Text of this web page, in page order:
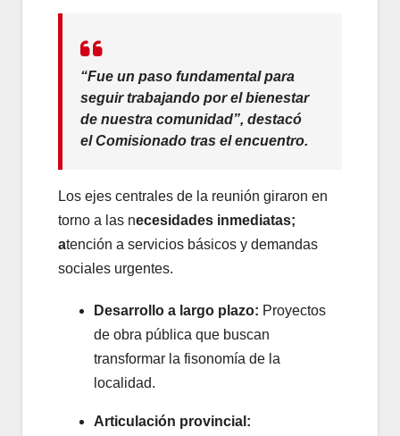
“Fue un paso fundamental para
seguir trabajando por el bienestar
de nuestra comunidad”, destacó
el Comisionado tras el encuentro.
Los ejes centrales de la reunión giraron en
torno a las necesidades inmediatas;
atención a servicios básicos y demandas
sociales urgentes.
Desarrollo a largo plazo: Proyectos
de obra pública que buscan
transformar la fisonomía de la
localidad.
Articulación provincial: